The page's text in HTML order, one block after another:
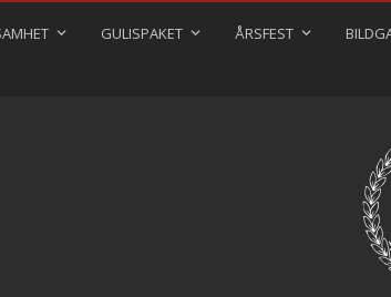
GULISPAKET ÅRSFEST